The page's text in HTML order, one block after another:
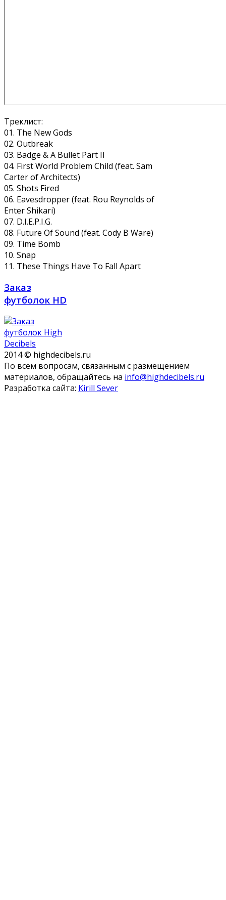
Треклист:
01. The New Gods
02. Outbreak
03. Badge & A Bullet Part II
04. First World Problem Child (feat. Sam
Carter of Architects)
05. Shots Fired
06. Eavesdropper (feat. Rou Reynolds of
Enter Shikari)
07. D.I.E.P.I.G.
08. Future Of Sound (feat. Cody B Ware)
09. Time Bomb
10. Snap
11. These Things Have To Fall Apart
Заказ
футболок HD
2014 © highdecibels.ru
По всем вопросам, связанным с размещением
материалов, обращайтесь на info@highdecibels.ru
Разработка сайта: Kirill Sever